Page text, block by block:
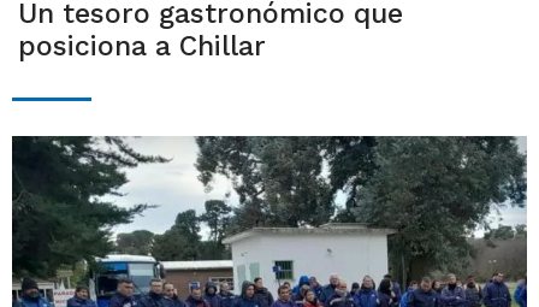
Un tesoro gastronómico que
posiciona a Chillar